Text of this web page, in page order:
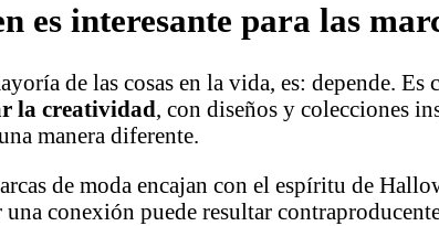
es interesante para las
de las cosas en la vida, es: depende.
la creatividad, con diseños y colecciones
manera diferente.
de moda encajan con el espíritu de
una conexión puede resultar